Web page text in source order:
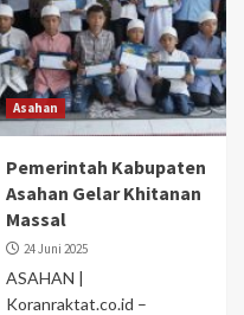
Asahan
Pemerintah Kabupaten
Asahan Gelar Khitanan
Massal
24 Juni 2025
ASAHAN |
Koranraktat.co.id –